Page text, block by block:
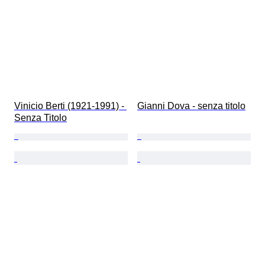
Vinicio Berti (1921-1991) -
Senza Titolo
Gianni Dova - senza titolo